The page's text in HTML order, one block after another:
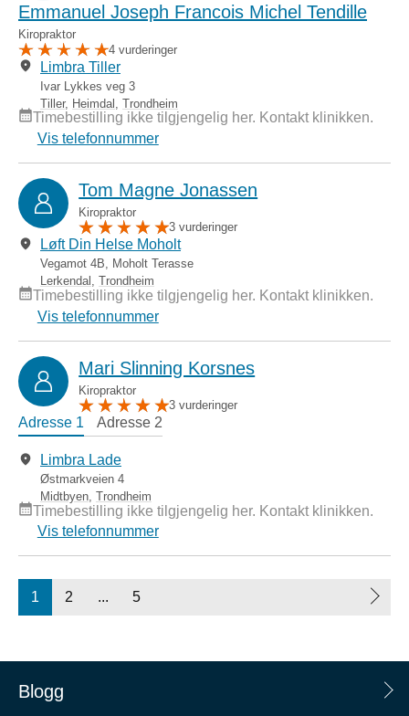
Emmanuel Joseph Francois Michel Tendille
Kiropraktor
4 vurderinger
Limbra Tiller
Ivar Lykkes veg 3
Tiller, Heimdal Trondheim
Timebestilling ikke tilgjengelig her. Kontakt klinikken.
Vis telefonnummer
Tom Magne Jonassen
Kiropraktor
3 vurderinger
Løft Din Helse Moholt
Vegamot 4B, Moholt Terasse
Lerkendal , Trondheim
Timebestilling ikke tilgjengelig her. Kontakt klinikken.
Vis telefonnummer
Mari Slinning Korsnes
Kiropraktor
3 vurderinger
Adresse 1 Adresse 2
Limbra Lade
Østmarkveien 4
Midtbyen, Trondheim
Timebestilling ikke tilgjengelig her. Kontakt klinikken.
Vis telefonnummer
1 2 ... 5
Blogg